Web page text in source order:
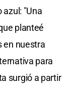
azul: "Una
planteé
en nuestra
para
surgió a partir